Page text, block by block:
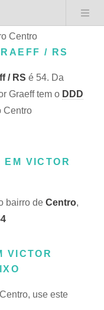
Centro
/ RS
/ RS é 54. Da
Graeff tem o DDD
Centro
VICTOR
bairro de Centro,
VICTOR
use este